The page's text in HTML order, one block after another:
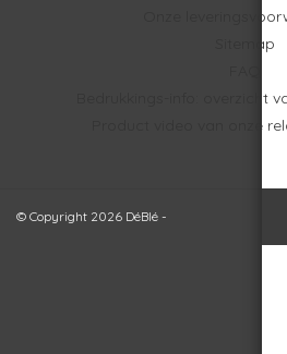
Onze
Sitemap
Bedrukkings-info: overzicht
Product video van onze
© Copyright 2026 DéBlé -